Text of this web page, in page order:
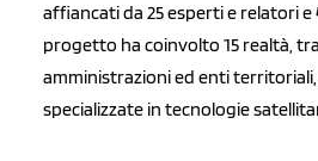
affiancati da 25 esperti e relatori e
progetto ha coinvolto 15 realtà,
amministrazioni ed enti territoriali,
specializzate in tecnologie